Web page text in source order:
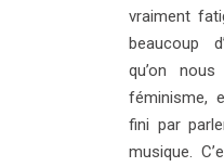
vraiment
beaucoup
qu’on
féminisme,
fini par
musique.